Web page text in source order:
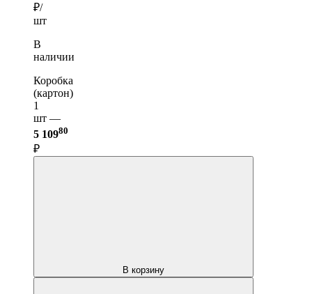
₽/
шт
В
наличии
Коробка
(картон)
1
шт —
5 10980
₽
В корзину